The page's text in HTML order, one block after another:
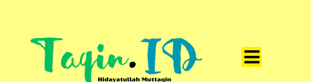
content
Toggle